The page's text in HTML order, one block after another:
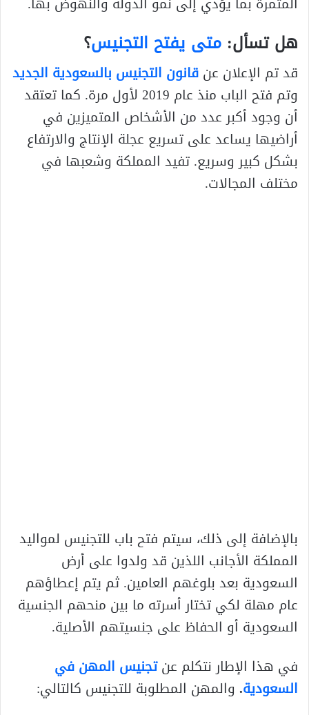
هل تسأل: متى يفتح التجنيس؟
قد تم الإعلان عنقانون التجنيس بالسعودية الجديد
وتم فتح الباب منذ عام 2019 لأول مرة. كما تعتقد
أن وجود أكبر عدد من الأشخاص المتميزين في
أراضيها يساعد على تسريع عجلة الإنتاج والارتفاع
بشكل كبير وسريع. تفيد المملكة وشعبها في
مختلف المجالات.
بالإضافة إلى ذلك، سيتم فتح باب للتجنيس لمواليد
المملكة الأجانب اللذين قد ولدوا على أرض
السعودية بعد بلوغهم العامين. ثم يتم إعطاؤهم
عام مهلة لكي تختار أسرته ما بين منحهم الجنسية
السعودية أو الحفاظ على جنسيتهم الأصلية.
في هذا الإطار نتكلم عنتجنيس المهن في
السعودية. والمهن المطلوبة للتجنيس كالتالي: